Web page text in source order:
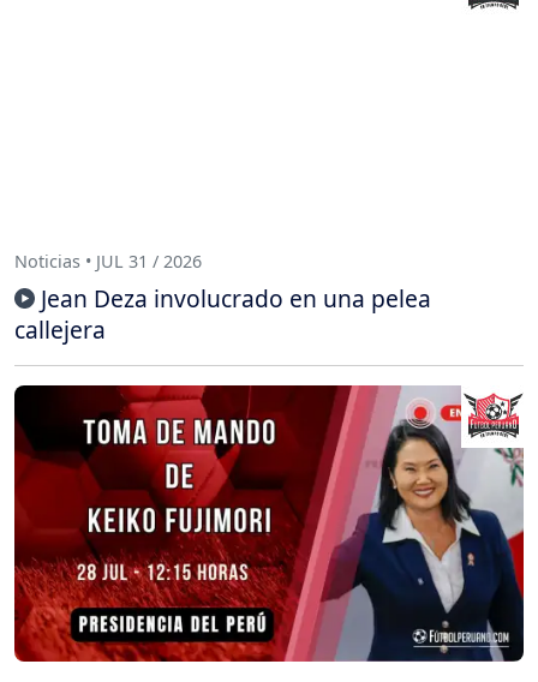
Noticias • JUL 31 / 2026
Jean Deza involucrado en una pelea
callejera